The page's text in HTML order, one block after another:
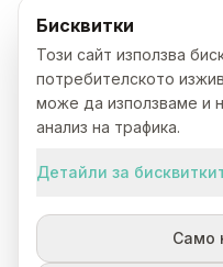
Бисквитки
Този сайт използва
потребителското
може да използваме и
анализ на трафика.
Детайли за
Само